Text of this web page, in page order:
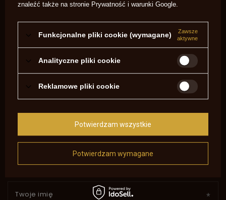
NAPISZ SWOJĄ OPINIĘ
Twoja ocena:
5/5
Dodaj własne zdjęcie produktu:
Twoje imię
znaleźć także na stronie Prywatność i warunki Google.
Funkcjonalne pliki cookie (wymagane)
Zawsze
aktywne
Analityczne pliki cookie
Reklamowe pliki cookie
Potwierdzam wymagane
Potwierdzam wszystkie